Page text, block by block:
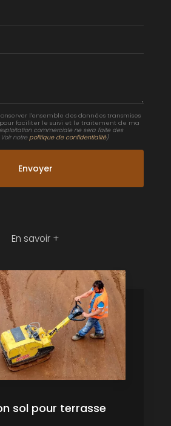
l'ensemble des données transmises
faciliter le suivi et le traitement de ma
commerciale ne sera faite des
notre politique de confidentialité)
En savoir +
sol pour terrasse